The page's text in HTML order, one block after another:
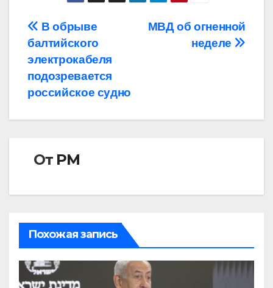
Навигация
по
записям
МВД об огненной
неделе
В обрыве
балтийского
электрокабеля
подозревается
российское судно
От РМ
Похожая запись